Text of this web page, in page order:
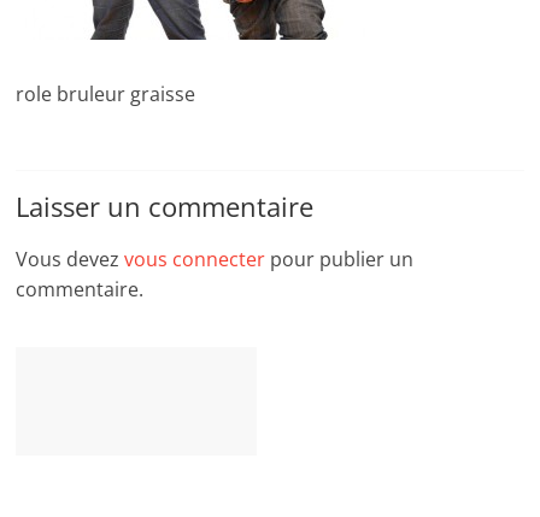
role bruleur graisse
Laisser un commentaire
Vous devezvous connecter pour publier un
commentaire.